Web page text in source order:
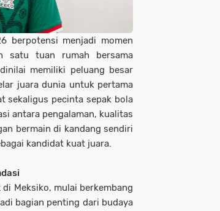
berpotensi menjadi momen
satu tuan rumah bersama
memiliki peluang besar
juara dunia untuk pertama
sekaligus pecinta sepak bola
antara pengalaman, kualitas
bermain di kandang sendiri
kandidat kuat juara.
Meksiko, mulai berkembang
bagian penting dari budaya